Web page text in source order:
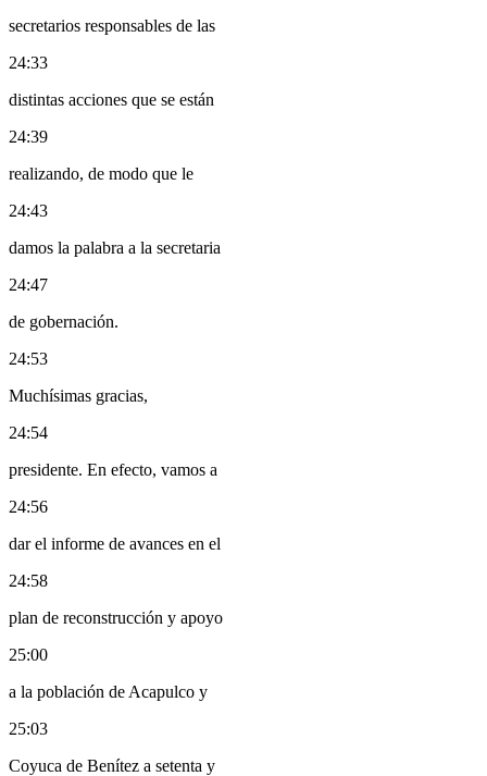
secretarios responsables de las
24:33
distintas acciones que se están
24:39
realizando, de modo que le
24:43
damos la palabra a la secretaria
24:47
de gobernación.
24:53
Muchísimas gracias,
24:54
presidente. En efecto, vamos a
24:56
dar el informe de avances en el
24:58
plan de reconstrucción y apoyo
25:00
a la población de Acapulco y
25:03
Coyuca de Benítez a setenta y